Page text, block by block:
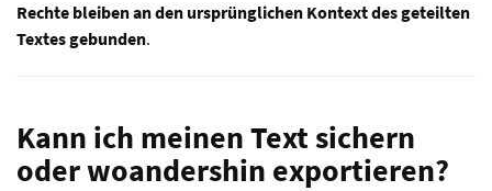
Rechte bleiben an den ursprünglichen Kontext des geteilten
Textes gebunden.
Kann ich meinen Text sichern
oder woandershin exportieren?